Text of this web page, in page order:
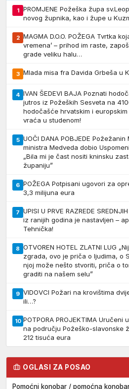
1
PROMJENE Požeška župa
novog župnika, kao i župe u
2 MAGMA D.O.O. POŽEGA Tvrtka
vremena’ – prihod im raste,
grade veliku halu…
3 Mlada misa fra Davida Grbeša u
4 IVAN ŠEDEVI BAJA Poznati
jutros iz Požeških Sesveta na
hodočašće hrvatskim i
vraća u studenom!
5 UOČI DANA POBJEDE
ministra Medveda dobio
„Bila mi je čast nositi kninsku
županiju”
6 POŽEGA Potpisani ugovori za
3,3 milijuna eura
7 UPISI U PRVE RAZREDE
iz ranijih godina je nastavljen –
Tehnička!
8 OTVOREN HOTEL ZLATNI LUG
zgrada, ovo je priča o ljudima, o
njoj može nešto stvoriti, priča o
graditi na našem selu”
9 VIDOVCI Požari na krovištima
ili…?
10 POTPORA PROJEKTIMA
na području Požeško-slavonske
212 tisuća eura
OGLASI ZA POSAO
Pomoćni konobar / pomoćna